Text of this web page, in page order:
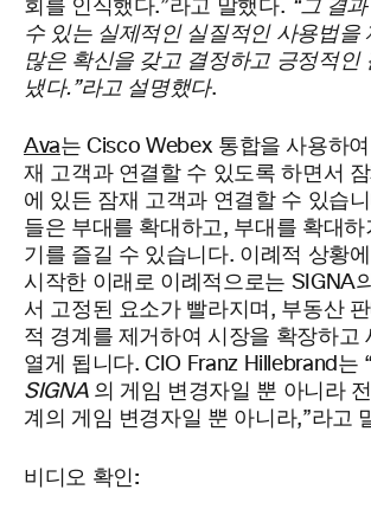
회를 인식했다.”라고 말했다. “그 결
수 있는 실제적인 실질적인 사용법을
많은 확신을 갖고 결정하고 긍정적인
냈다.”라고 설명했다.
Ava는 Cisco Webex 통합을 사용하
재 고객과 연결할 수 있도록 하면서
에 있든 잠재 고객과 연결할 수 있습
들은 부대를 확대하고, 부대를 확대하
기를 즐길 수 있습니다. 이례적 상황
시작한 이래로 이례적으로는 SIGNA
서 고정된 요소가 빨라지며, 부동산
적 경계를 제거하여 시장을 확장하고
열게 됩니다. CIO Franz Hillebrand는 “
SIGNA 의 게임 변경자일 뿐 아니라
계의 게임 변경자일 뿐 아니라,”라고
비디오 확인: